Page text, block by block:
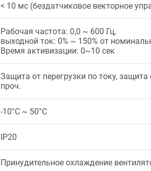
< 10 мс (бездатчиковое векторное
Рабочая частота: 0,0 ~ 600 Гц,
выходной ток: 0% ~ 150% от
Время активизации: 0~10 сек
Защита от перегрузки по току,
проч.
-10°C ~ 50°C
IP20
Принудительное охлаждение